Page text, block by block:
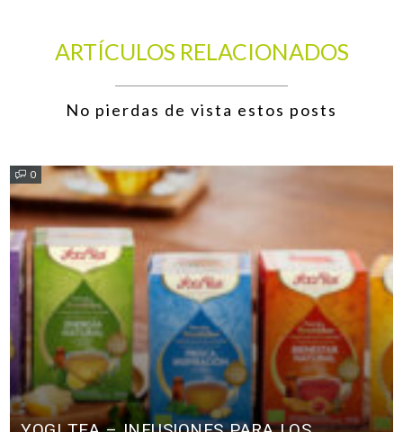
ARTÍCULOS RELACIONADOS
No pierdas de vista estos posts
0